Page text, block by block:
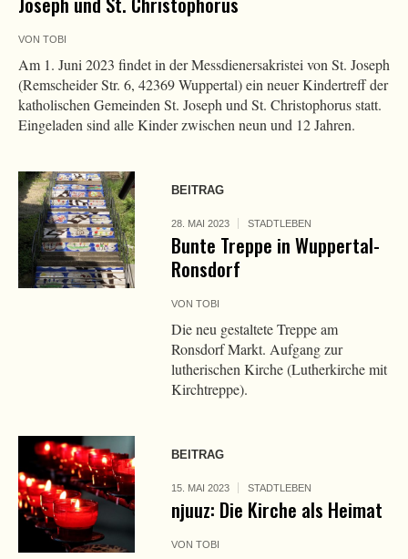
VON TOBI
Am 1. Juni 2023 findet in der Messdienersakristei von St. Joseph
(Remscheider Str. 6, 42369 Wuppertal) ein neuer Kindertreff der
katholischen Gemeinden St. Joseph und St. Christophorus statt.
Eingeladen sind alle Kinder zwischen neun und 12 Jahren.
BEITRAG
28. MAI 2023 STADTLEBEN
Bunte Treppe in Wuppertal-
Ronsdorf
VONTOBI
Die neu gestaltete Treppe am
Ronsdorf Markt. Aufgang zur
lutherischen Kirche (Lutherkirche mit
Kirchtreppe).
BEITRAG
15. MAI 2023 STADTLEBEN
njuuz: Die Kirche als Heimat
VONTOBI